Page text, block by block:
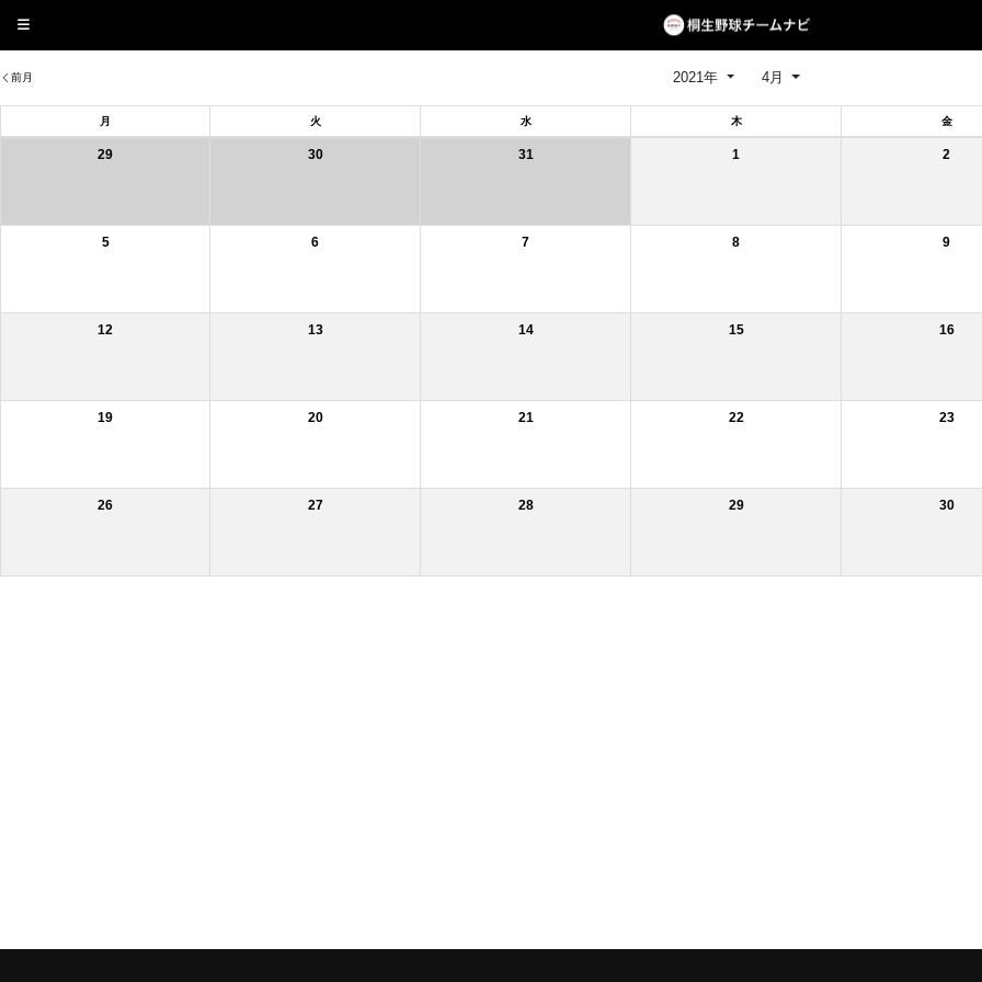
前月 2021年 4月
月 火 水 木 金
29 30 31 1 2
5 6 7 8 9
12 13 14 15 16
19 20 21 22 23
26 27 28 29 30